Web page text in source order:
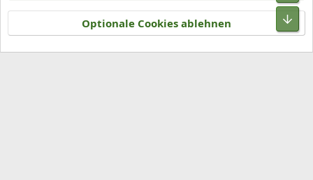
Hilfe und Impressum
R
S
S
Community platform by XenForo® © 2010-2026 XenForo Ltd.
Optionale Cookies ablehnen